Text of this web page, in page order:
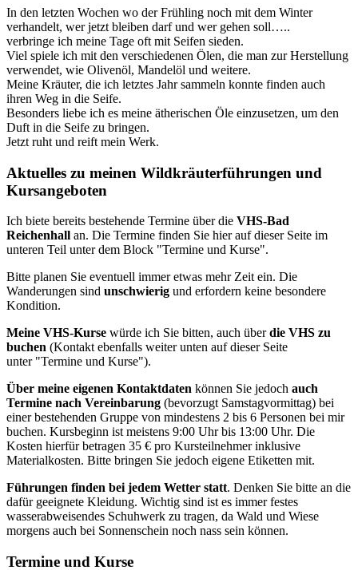
In den letzten Wochen wo der Frühling noch mit dem Winter
verhandelt, wer jetzt bleiben darf und wer gehen soll…..
verbringe ich meine Tage oft mit Seifen sieden.
Viel spiele ich mit den verschiedenen Ölen, die man zur Herstellung
verwendet, wie Olivenöl, Mandelöl und weitere.
Meine Kräuter, die ich letztes Jahr sammeln konnte finden auch
ihren Weg in die Seife.
Besonders liebe ich es meine ätherischen Öle einzusetzen, um den
Duft in die Seife zu bringen.
Jetzt ruht und reift mein Werk.
Aktuelles zu meinen Wildkräuterführungen und
Kursangeboten
Ich biete bereits bestehende Termine über die VHS-Bad
Reichenhall an. Die Termine finden Sie hier auf dieser Seite im
unteren Teil unter dem Block "Termine und Kurse".
Bitte planen Sie eventuell immer etwas mehr Zeit ein. Die
Wanderungen sind unschwierig und erfordern keine besondere
Kondition.
Meine VHS-Kurse würde ich Sie bitten, auch überdie VHS zu
buchen (Kontakt ebenfalls weiter unten auf dieser Seite
unter "Termine und Kurse").
Über meine eigenen Kontaktdaten können Sie jedoch auch
Termine nach Vereinbarung (bevorzugt Samstagvormittag) bei
einer bestehenden Gruppe von mindestens 2 bis 6 Personen bei mir
buchen. Kursbeginn ist meistens 9:00 Uhr bis 13:00 Uhr. Die
Kosten hierfür betragen 35 € pro Kursteilnehmer inklusive
Materialkosten. Bitte bringen Sie jedoch eigene Etiketten mit.
Führungen finden bei jedem Wetter statt. Denken Sie bitte an die
dafür geeignete Kleidung. Wichtig sind ist es immer festes
wasserabweisendes Schuhwerk zu tragen, da Wald und Wiese
morgens auch bei Sonnenschein noch nass sein können.
Termine und Kurse